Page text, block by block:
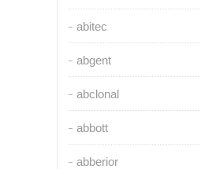
abitec
abgent
abclonal
abbott
abberior